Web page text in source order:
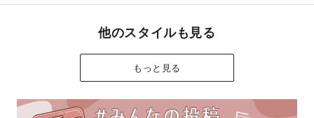
他のスタイルも見る
もっと見る